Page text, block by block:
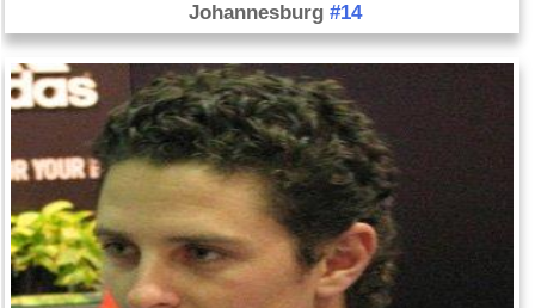
Johannesburg #14